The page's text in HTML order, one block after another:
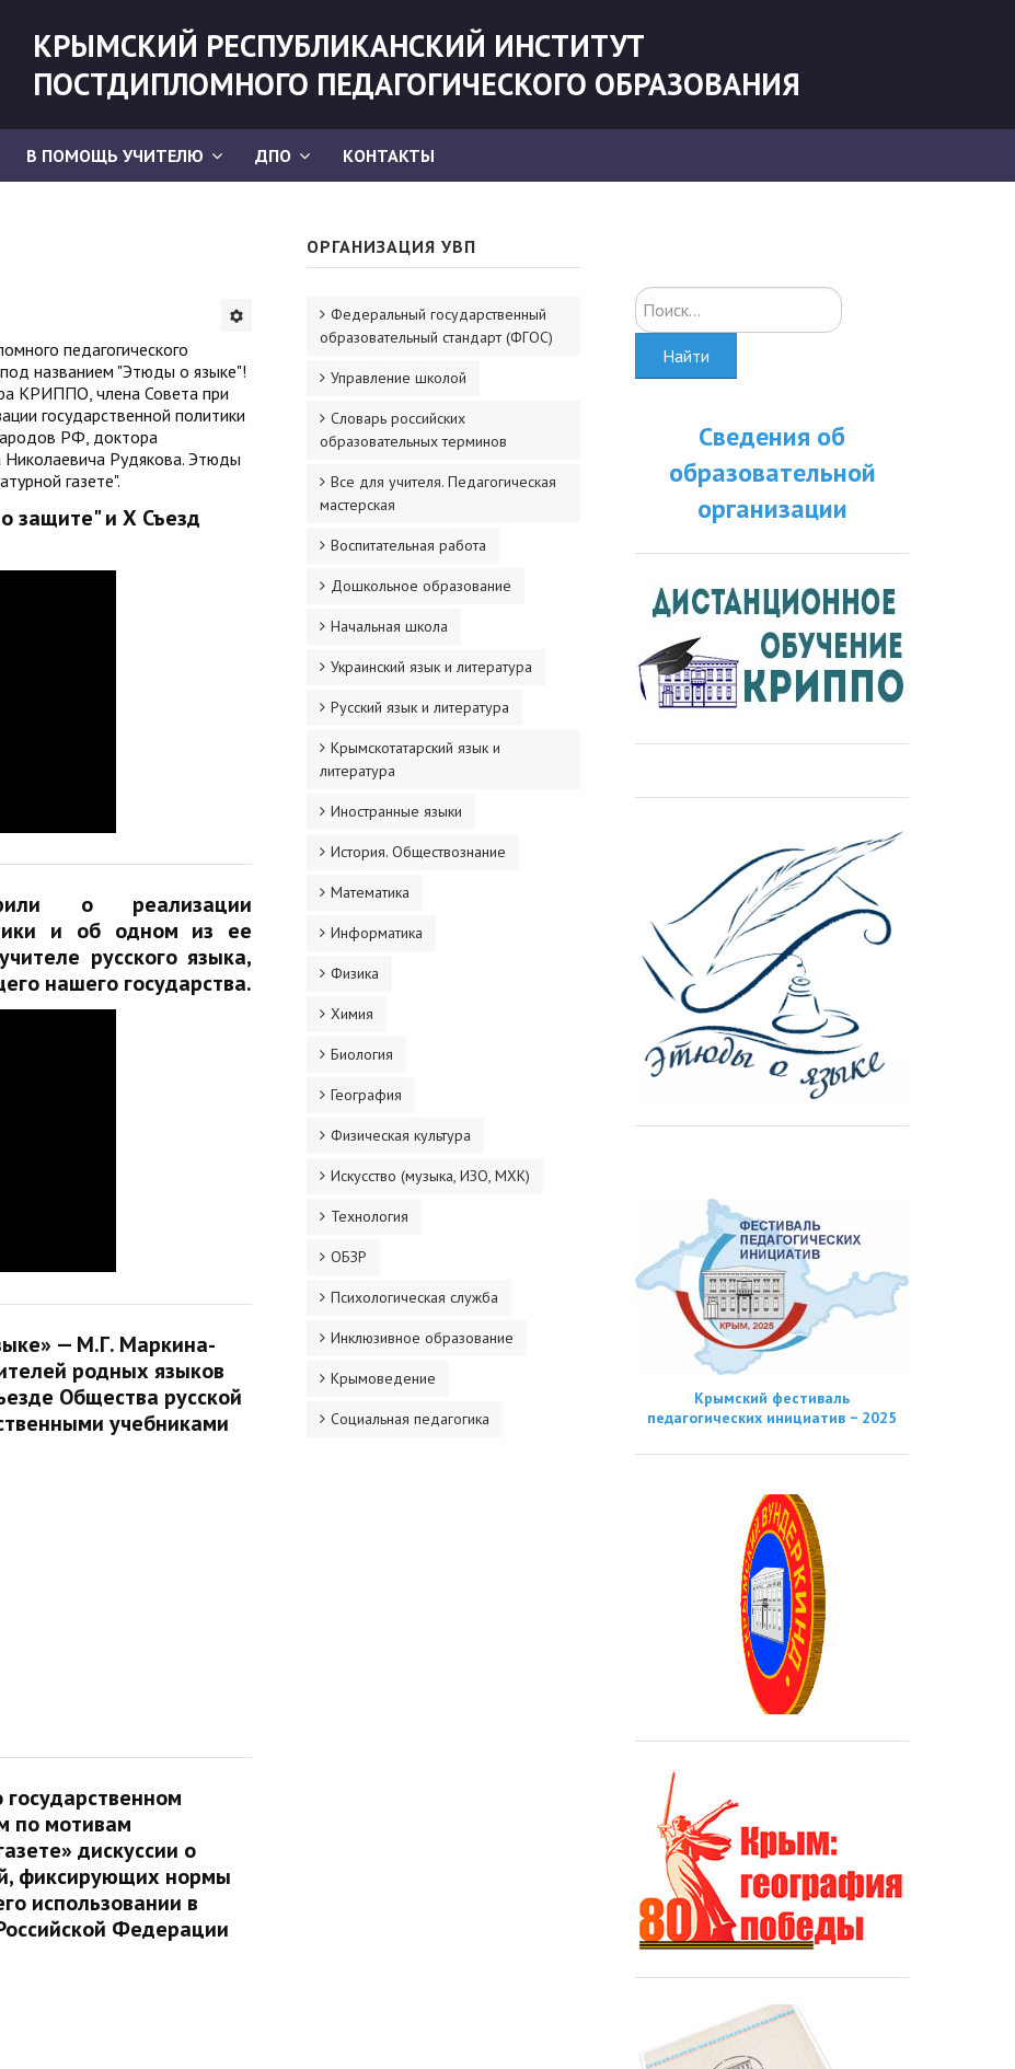
КРЫМСКИЙ РЕСПУБЛИКАНСКИЙ ИНСТИТУТ
ПОСТДИПЛОМНОГО ПЕДАГОГИЧЕСКОГО ОБРАЗОВАНИЯ
В ПОМОЩЬ УЧИТЕЛЮ ДПО КОНТАКТЫ
педагогического
названием "Этюды о языке"!
КРИППО, члена Совета при
государственной политики
РФ, доктора
Николаевича Рудякова. Этюды
газете".
защите" и Х Съезд
о реализации
и об одном из ее
русского языка,
нашего государства.
— М.Г. Маркина-
родных языков
Общества русской
учебниками
по мотивам
дискуссии о
фиксирующих нормы
использовании в
Федерации
ОРГАНИЗАЦИЯ УВП
Федеральный государственный
образовательный стандарт (ФГОС)
Управление школой
Словарь российских
образовательных терминов
Все для учителя. Педагогическая
мастерская
Воспитательная работа
Дошкольное образование
Начальная школа
Украинский язык и литература
Русский язык и литература
Крымскотатарский язык и
литература
Иностранные языки
История. Обществознание
Математика
Информатика
Физика
Химия
Биология
География
Физическая культура
Искусство (музыка, ИЗО, МХК)
Технология
ОБЗР
Психологическая служба
Инклюзивное образование
Крымоведение
Социальная педагогика
Искать...
Найти
Сведения об
образовательной
организации
Крымский фестиваль
педагогических инициатив − 2025